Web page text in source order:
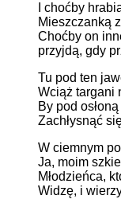
I choćby
Mieszczanką
Choćby on
przyjdą, gdy
Tu pod ten
Wciąż targani
By pod
Zachłysnąć
W ciemnym
Ja, moim
Młodzieńca,
Widzę, i